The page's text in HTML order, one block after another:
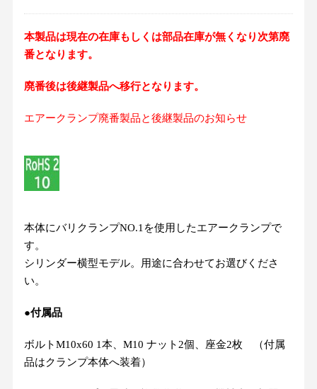
本製品は現在の在庫もしくは部品在庫が無くなり次第廃
番となります。
廃番後は後継製品へ移行となります。
エアークランプ廃番製品と後継製品のお知らせ
本体にバリクランプNO.1を使用したエアークランプで
す。
シリンダー横型モデル。用途に合わせてお選びくださ
い。
●付属品
ボルトM10x60 1本、M10 ナット2個、座金2枚 （付属
品はクランプ本体へ装着）